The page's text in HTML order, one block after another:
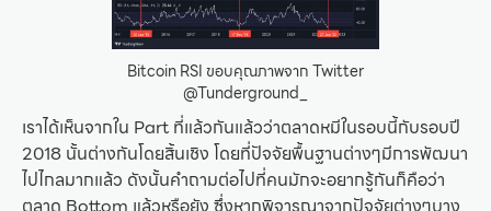
Bitcoin RSI ขอบคุณภาพจาก Twitter
@Tunderground_
เราได้เห็นจากใน Part ที่แล้วกันแล้วว่าตลาดหมีในรอบนี้กับรอบปี
2018 นั้นต่างกันโดยสิ้นเชิง โดยที่ปัจจัยพื้นฐานต่างๆมีการพัฒนา
ไปไกลมากแล้ว ดังนั้นคำถามต่อไปที่คนมักจะอยากรู้กันก็คือว่า
ตลาด Bottom แล้วหรือยัง ซึ่งหากพิจารณาจากปัจจัยต่างๆบาง